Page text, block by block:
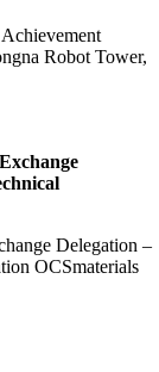
Robot Tower,
Delegation –
OCSmaterials